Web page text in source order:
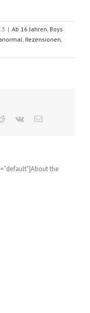
| Ab 16 Jahren Boys
Rezensionen
the